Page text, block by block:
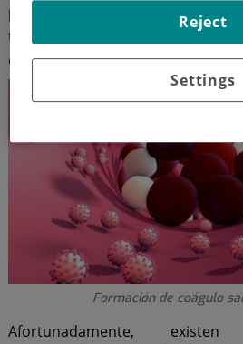
puede causar hemorragias e
tejido cerebral perteneciente a la
decir, la vena afectada por el
Formación de coágulo
Afortunadamente,
Settings
Reject